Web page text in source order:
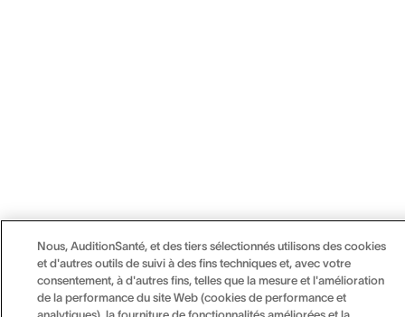
Nous, AuditionSanté, et des tiers sélectionnés utilisons des cookies
et d'autres outils de suivi à des fins techniques et, avec votre
consentement, à d'autres fins, telles que la mesure et l'amélioration
de la performance du site Web (cookies de performance et